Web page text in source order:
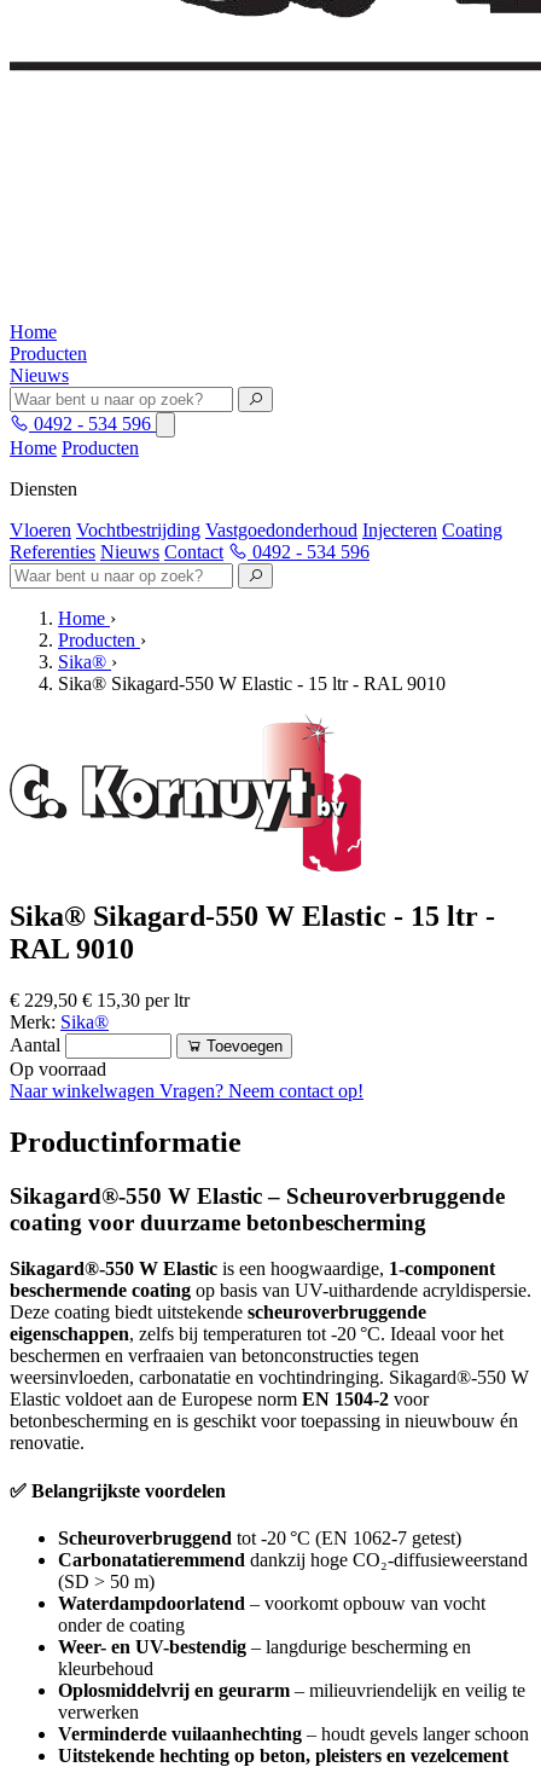
Home
Producten
Nieuws
0492 - 534 596
Home Producten
Diensten
Vloeren Vochtbestrijding Vastgoedonderhoud Injecteren Coating
Referenties Nieuws Contact 0492 - 534 596
Home ›
Producten ›
Sika® ›
Sika® Sikagard-550 W Elastic - 15 ltr - RAL 9010
Sika® Sikagard-550 W Elastic - 15 ltr -
RAL 9010
€ 229,50 € 15,30 per ltr
Merk: Sika®
Aantal
Toevoegen
Op voorraad
Naar winkelwagen Vragen? Neem contact op!
Productinformatie
Sikagard®-550 W Elastic – Scheuroverbruggende
coating voor duurzame betonbescherming
Sikagard®-550 W Elastic is een hoogwaardige, 1-component
beschermende coating op basis van UV-uithardende acryldispersie.
Deze coating biedt uitstekende scheuroverbruggende
eigenschappen, zelfs bij temperaturen tot -20 °C. Ideaal voor het
beschermen en verfraaien van betonconstructies tegen
weersinvloeden, carbonatatie en vochtindringing. Sikagard®-550 W
Elastic voldoet aan de Europese norm EN 1504-2 voor
betonbescherming en is geschikt voor toepassing in nieuwbouw én
renovatie.
✅ Belangrijkste voordelen
Scheuroverbruggend tot -20 °C (EN 1062-7 getest)
Carbonatatieremmend dankzij hoge CO₂-diffusieweerstand
(SD > 50 m)
Waterdampdoorlatend – voorkomt opbouw van vocht
onder de coating
Weer- en UV-bestendig – langdurige bescherming en
kleurbehoud
Oplosmiddelvrij en geurarm – milieuvriendelijk en veilig te
verwerken
Verminderde vuilaanhechting – houdt gevels langer schoon
Uitstekende hechting op beton, pleisters en vezelcement